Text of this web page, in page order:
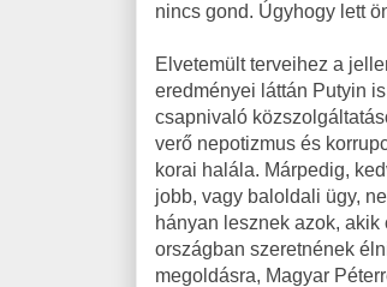
nincs gond. Úgyhogy lett
Elvetemült terveihez a
eredményei láttán Putyin
csapnivaló
verő nepotizmus és
korai halála. Márpedig,
jobb, vagy baloldali ügy,
hányan lesznek azok,
országban szeretnének
megoldásra, Magyar